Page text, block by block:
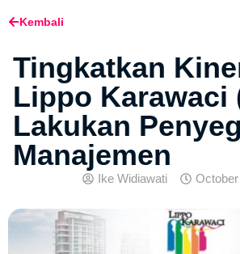
Kembali
Tingkatkan
Lippo Karawaci
Lakukan
Manajemen
Ike Widiawati